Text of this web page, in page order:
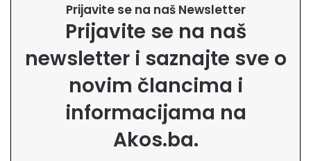
Prijavite se na naš Newsletter
Prijavite se na naš
newsletter i saznajte sve o
novim člancima i
informacijama na
Akos.ba.